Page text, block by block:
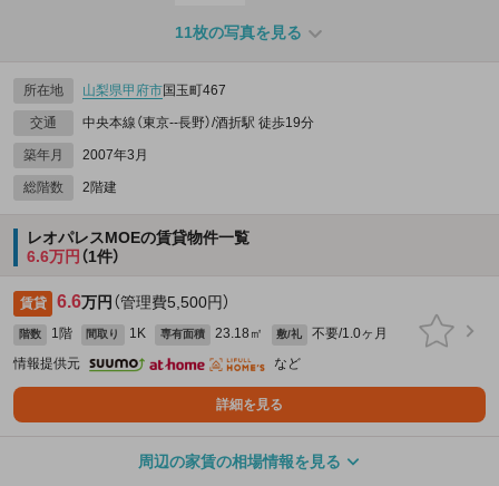
11枚の写真を見る
所在地 山梨県甲府市国玉町467
交通 中央本線（東京--長野）/酒折駅 徒歩19分
築年月 2007年3月
総階数 2階建
レオパレスMOEの賃貸物件一覧
6.6万円 （1件）
賃貸 6.6万円 （管理費5,500円）
階数 1階 間取り 1K 専有面積 23.18㎡ 敷/礼
不要/1.0ヶ月
情報提供元
など
詳細を見る
周辺の家賃の相場情報を見る